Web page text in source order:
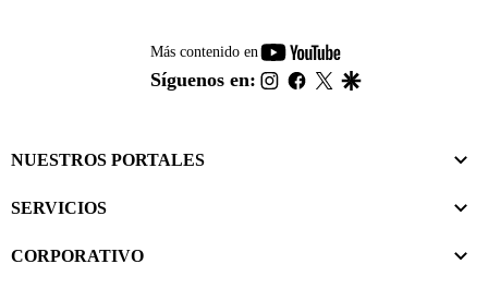
Más contenido en
youtube-
footer
Síguenos en: instagram
facebook
twitter
NUESTROS PORTALES
SERVICIOS
CORPORATIVO